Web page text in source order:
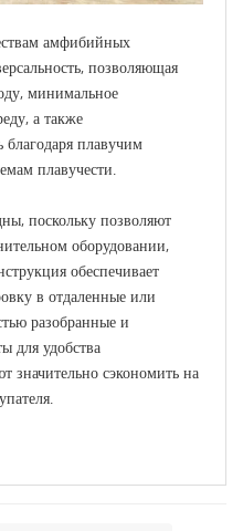
амфибийных
позволяющая
минимальное
а также
благодаря плавучим
плавучести.
поскольку позволяют
оборудовании,
обеспечивает
в отдаленные или
разобранные и
для удобства
значительно сэкономить на